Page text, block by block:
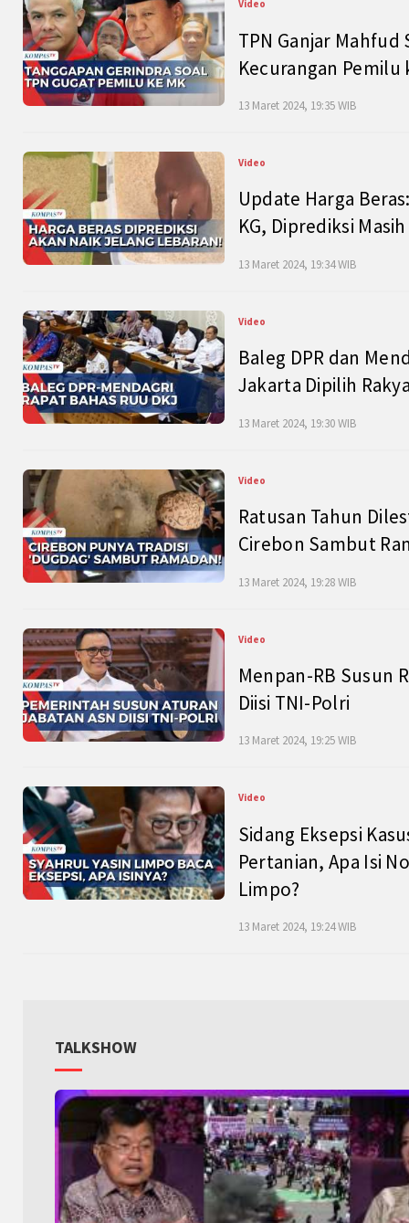
Video
TPN Ganjar Mahfud
Kecurangan Pemilu
13 Maret 2024, 19:35 WIB
Video
Update Harga
KG, Diprediksi
13 Maret 2024, 19:34 WIB
Video
Baleg DPR dan
Jakarta Dipilih
13 Maret 2024, 19:30 WIB
Video
Ratusan Tahun
Cirebon Sambut
13 Maret 2024, 19:28 WIB
Video
Menpan-RB Susun
Diisi TNI-Polri
13 Maret 2024, 19:25 WIB
Video
Sidang Eksepsi
Pertanian, Apa Isi
Limpo?
13 Maret 2024, 19:24 WIB
TALKSHOW